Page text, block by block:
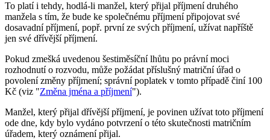
To platí i tehdy, hodlá-li manžel, který přijal příjmení druhého
manžela s tím, že bude ke společnému příjmení připojovat své
dosavadní příjmení, popř. první ze svých příjmení, užívat napříště
jen své dřívější příjmení.
Pokud zmešká uvedenou šestiměsíční lhůtu po právní moci
rozhodnutí o rozvodu, může požádat příslušný matriční úřad o
povolení změny příjmení; správní poplatek v tomto případě činí 100
Kč (viz "Změna jména a příjmení").
Manžel, který přijal dřívější příjmení, je povinen užívat toto příjmení
ode dne, kdy bylo vydáno potvrzení o této skutečnosti matričním
úřadem, který oznámení přijal.